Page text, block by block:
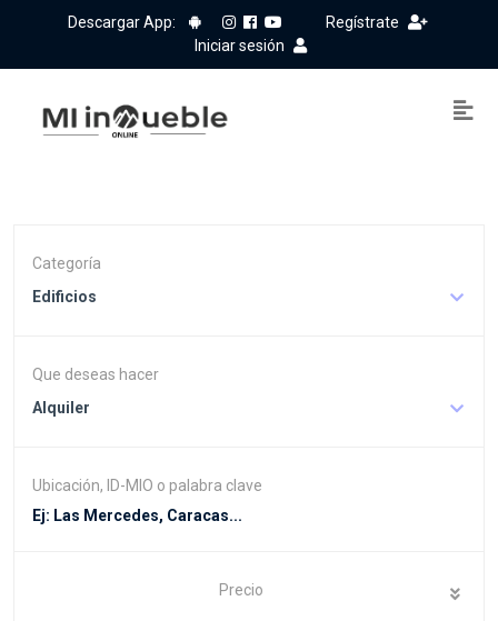
Descargar App:
Regístrate
Iniciar sesión
Categoría
Edificios
Que deseas hacer
Alquiler
Ubicación, ID-MIO o palabra clave
Precio